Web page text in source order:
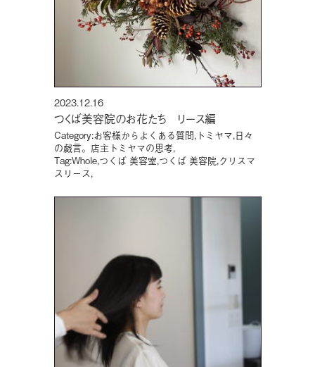
2023.12.16
つくば美容院のお花たち リース編
Category:お客様からよくある質問,トミヤマ,日々
の戯言。店主トミヤマの思考,
Tag:Whole,つくば 美容室,つくば 美容院,クリスマ
スリース,